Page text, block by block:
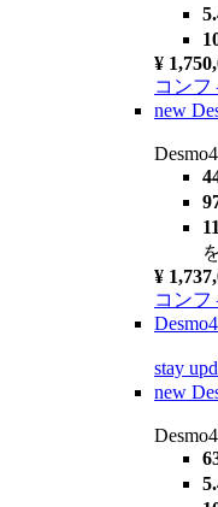
¥
コンフ
new
¥
コンフ
stay
new